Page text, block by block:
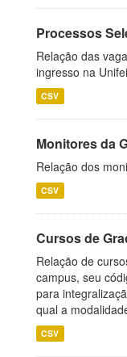
Processos
Relação das
ingresso na
CSV
Monitores da
Relação dos
CSV
Cursos de
Relação de
campus, seu
para
qual a
CSV